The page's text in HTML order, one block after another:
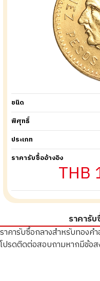
ชนิด
พิศุทธิ์
ประเภท
ราคารับซื้ออ้างอิง
THB
ราคารั
ราคารับซื้อกลางสำหรับทองค
โปรดติดต่อสอบถามหากมีข้อ